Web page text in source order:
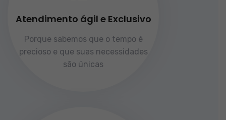
Atendimento ágil e Exclusivo
Porque sabemos que o tempo é
precioso e que suas necessidades
são únicas